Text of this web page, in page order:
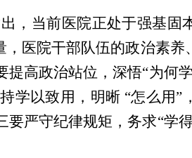
，当前医院正处于强基固
，医院干部队伍的政治素养
高政治站位，深悟“为何
学以致用，明晰 “怎么用”
严守纪律规矩，务求“学